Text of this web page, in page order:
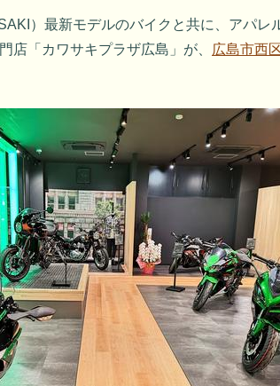
）最新モデルのバイクと共に、アパレ
店「カワサキプラザ広島」が、 広島市西